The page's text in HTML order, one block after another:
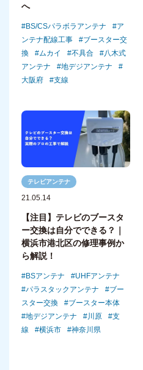
へ
BS/CSパラボラアンテナ
ア
ンテナ配線工事
ブースター交
換
ムカイ 不具合
八木式
アンテナ
地デジアンテナ
大阪府
支線
テレビアンテナ
21.05.14
【注目】テレビのブースタ
ー交換は自分でできる？｜
横浜市港北区の修理事例か
ら解説！
BSアンテナ
UHFアンテナ
パラスタックアンテナ
ブー
スター交換
ブースター本体
地デジアンテナ
川原
支
線
横浜市 神奈川県